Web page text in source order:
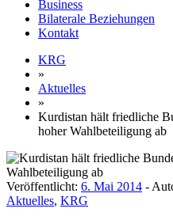
Business
Bilaterale Beziehungen
Kontakt
KRG
»
Aktuelles
»
Kurdistan hält friedliche
hoher Wahlbeteiligung ab
Veröffentlicht: 6. Mai 2014 -
Aktuelles, KRG